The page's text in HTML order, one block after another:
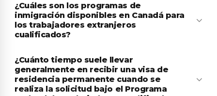
¿Cuáles son los programas de
inmigración disponibles en Canadá para
los trabajadores extranjeros
cualificados?
¿Cuánto tiempo suele llevar
generalmente en recibir una visa de
residencia permanente cuando se
realiza la solicitud bajo el Programa